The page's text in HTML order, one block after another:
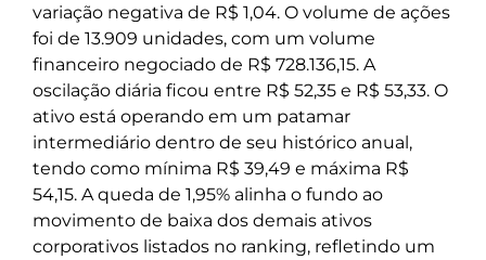
variação negativa de R$ 1,04. O volume de ações
foi de 13.909 unidades, com um volume
financeiro negociado de R$ 728.136,15. A
oscilação diária ficou entre R$ 52,35 e R$ 53,33. O
ativo está operando em um patamar
intermediário dentro de seu histórico anual,
tendo como mínima R$ 39,49 e máxima R$
54,15. A queda de 1,95% alinha o fundo ao
movimento de baixa dos demais ativos
corporativos listados no ranking, refletindo um